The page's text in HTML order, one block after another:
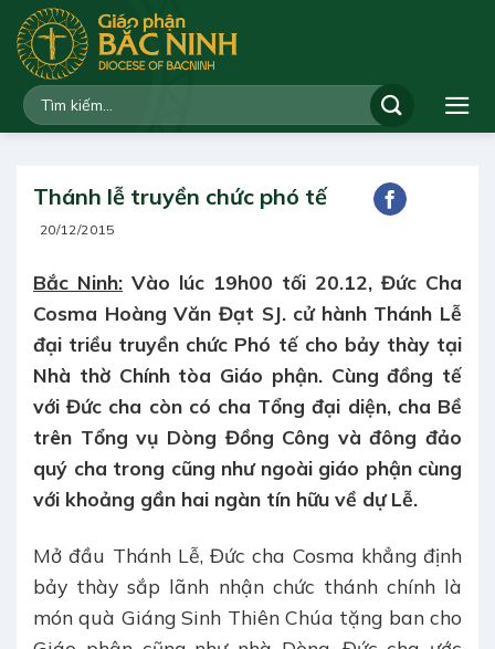
qua
dung
Thánh lễ truyền chức phó tế
20/12/2015
Bắc Ninh: Vào lúc 19h00 tối 20.12, Đức Cha
Cosma Hoàng Văn Đạt SJ. cử hành Thánh Lễ
đại triều truyền chức Phó tế cho bảy thày tại
Nhà thờ Chính tòa Giáo phận. Cùng đồng tế
với Đức cha còn có cha Tổng đại diện, cha Bề
trên Tổng vụ Dòng Đồng Công và đông đảo
quý cha trong cũng như ngoài giáo phận cùng
với khoảng gần hai ngàn tín hữu về dự Lễ.
Mở đầu Thánh Lễ, Đức cha Cosma khẳng định
bảy thày sắp lãnh nhận chức thánh chính là
món quà Giáng Sinh Thiên Chúa tặng ban cho